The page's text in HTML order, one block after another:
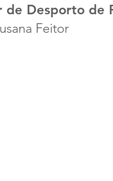
de Desporto de
Feitor